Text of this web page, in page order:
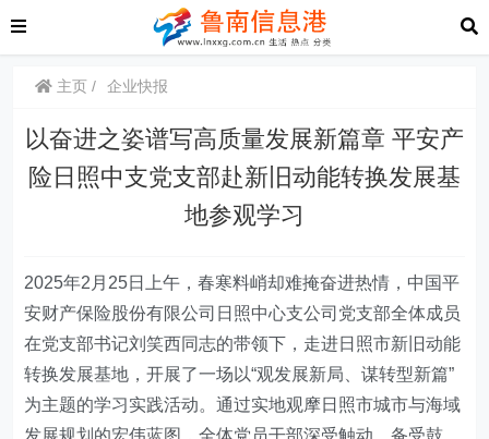
主页 企业快报
以奋进之姿谱写高质量发展新篇章 平安产
险日照中支党支部赴新旧动能转换发展基
地参观学习
2025年2月25日上午，春寒料峭却难掩奋进热情，中国平
安财产保险股份有限公司日照中心支公司党支部全体成员
在党支部书记刘笑西同志的带领下，走进日照市新旧动能
转换发展基地，开展了一场以“观发展新局、谋转型新篇”
为主题的学习实践活动。通过实地观摩日照市城市与海域
发展规划的宏伟蓝图，全体党员干部深受触动、备受鼓